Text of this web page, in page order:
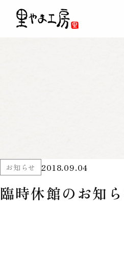
お知らせ 2018.09.04
臨時休館のお知